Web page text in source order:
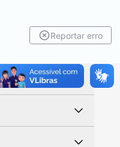
Reportar erro